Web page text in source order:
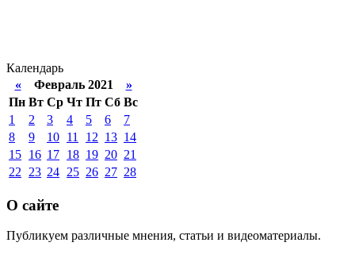
Календарь
«Февраль 2021 »
Пн Вт Ср Чт Пт Сб Вс
1
2 3 4 5 6
7
8
9 10 11 12 13 14
15 16 17 18 19 20 21
22
23 24 25 26 27 28
О сайте
Публикуем различные мнения, статьи и видеоматериалы.